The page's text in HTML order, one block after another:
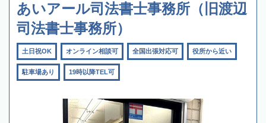
あいアール司法書士事務所（旧渡辺
司法書士事務所）
土日祝OK オンライン相談可 全国出張対応可 役所から近い
駐車場あり 19時以降TEL可